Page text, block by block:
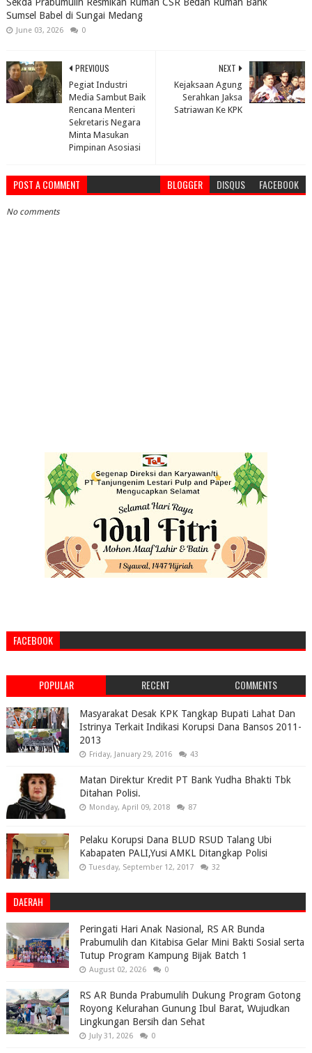
Sumsel Babel di Sungai Medang
June 03, 2026 0
NEXT
Kejaksaan Agung
Serahkan Jaksa
Satriawan Ke KPK
PREVIOUS
Pegiat Industri
Media Sambut Baik
Rencana Menteri
Sekretaris Negara
Minta Masukan
Pimpinan Asosiasi
POST A COMMENT BLOGGER DISQUS FACEBOOK
No comments
FACEBOOK
POPULAR RECENT COMMENTS
Masyarakat Desak KPK Tangkap Bupati Lahat Dan
Istrinya Terkait Indikasi Korupsi Dana Bansos 2011-
2013
Friday, January 29, 2016 43
Matan Direktur Kredit PT Bank Yudha Bhakti Tbk
Ditahan Polisi.
Monday, April 09, 2018 87
Pelaku Korupsi Dana BLUD RSUD Talang Ubi
Kabapaten PALI,Yusi AMKL Ditangkap Polisi
Tuesday, September 12, 2017 32
DAERAH
Peringati Hari Anak Nasional, RS AR Bunda
Prabumulih dan Kitabisa Gelar Mini Bakti Sosial serta
Tutup Program Kampung Bijak Batch 1
August 02, 2026 0
RS AR Bunda Prabumulih Dukung Program Gotong
Royong Kelurahan Gunung Ibul Barat, Wujudkan
Lingkungan Bersih dan Sehat
July 31, 2026 0